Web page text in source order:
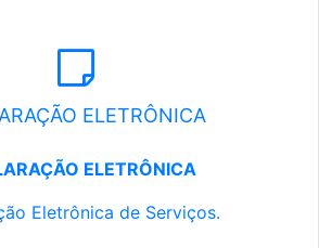
ELETRÔNICA
ELETRÔNICA
Eletrônica de Serviços.